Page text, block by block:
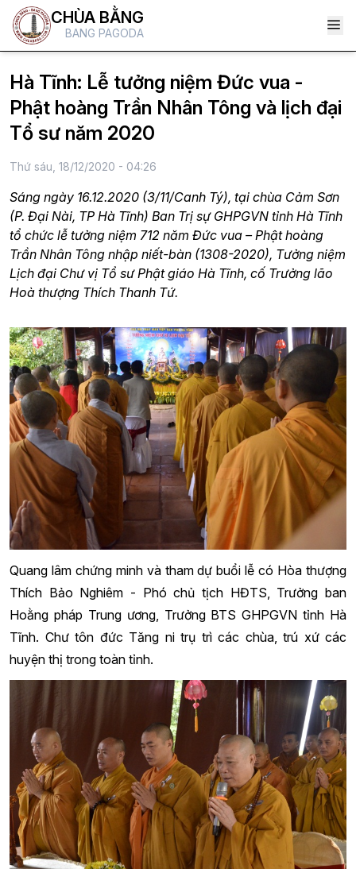
CHÙA BẰNG
BANG PAGODA
Hà Tĩnh: Lễ tưởng niệm Đức vua -
Phật hoàng Trần Nhân Tông và lịch đại
Tổ sư năm 2020
Thứ sáu, 18/12/2020 - 04:26
Sáng ngày 16.12.2020 (3/11/Canh Tý), tại chùa Cảm Sơn
(P. Đại Nài, TP Hà Tĩnh) Ban Trị sự GHPGVN tỉnh Hà Tĩnh
tổ chức lễ tưởng niệm 712 năm Đức vua – Phật hoàng
Trần Nhân Tông nhập niết-bàn (1308-2020), Tưởng niệm
Lịch đại Chư vị Tổ sư Phật giáo Hà Tĩnh, cố Trưởng lão
Hoà thượng Thích Thanh Tứ.
Quang lâm chứng minh và tham dự buổi lễ có Hòa thượng
Thích Bảo Nghiêm - Phó chủ tịch HĐTS, Trưởng ban
Hoằng pháp Trung ương, Trưởng BTS GHPGVN tỉnh Hà
Tĩnh. Chư tôn đức Tăng ni trụ trì các chùa, trú xứ các
huyện thị trong toàn tỉnh.